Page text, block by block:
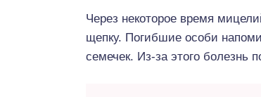
Через некоторое время
щепку. Погибшие особи
семечек. Из-за этого болезнь